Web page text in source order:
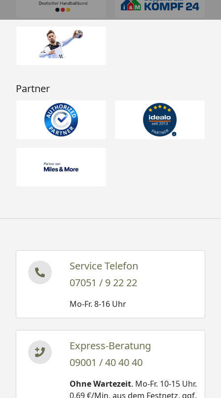
Partner
Service Telefon
07051 / 9 22 22
Mo-Fr. 8-16 Uhr
Express-Beratung
09001 / 40 40 40
Ohne Wartezeit. Mo-Fr. 10-15 Uhr.
0,69 €/Min. aus dem Festnetz, ggf.